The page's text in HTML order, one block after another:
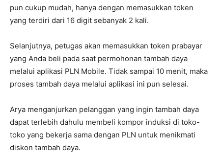
pun cukup mudah, hanya dengan memasukkan token
yang terdiri dari 16 digit sebanyak 2 kali.
Selanjutnya, petugas akan memasukkan token prabayar
yang Anda beli pada saat permohonan tambah daya
melalui aplikasi PLN Mobile. Tidak sampai 10 menit, maka
proses tambah daya melalui aplikasi ini pun selesai.
Arya menganjurkan pelanggan yang ingin tambah daya
dapat terlebih dahulu membeli kompor induksi di toko-
toko yang bekerja sama dengan PLN untuk menikmati
diskon tambah daya.